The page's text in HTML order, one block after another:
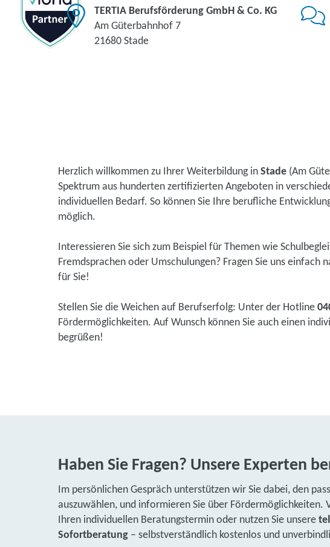
TERTIA Berufsförderung GmbH & Co. KG
Am Güterbahnhof 7
21680 Stade
Herzlich willkommen zu Ihrer Weiterbildung in Stade (Am
Spektrum aus hunderten zertifizierten Angeboten in
individuellen Bedarf. So können Sie Ihre berufliche
möglich.
Interessieren Sie sich zum Beispiel für Themen wie
Fremdsprachen oder Umschulungen? Fragen Sie uns
für Sie!
Stellen Sie die Weichen auf Berufserfolg: Unter der Hotline
Fördermöglichkeiten. Auf Wunsch können Sie auch einen
begrüßen!
Haben Sie Fragen? Unsere Experten
Im persönlichen Gespräch unterstützen wir Sie dabei, den
auszuwählen, und informieren Sie über Fördermöglichkeiten.
Ihren individuellen Beratungstermin oder nutzen Sie unsere
Sofortberatung – selbstverständlich kostenlos und